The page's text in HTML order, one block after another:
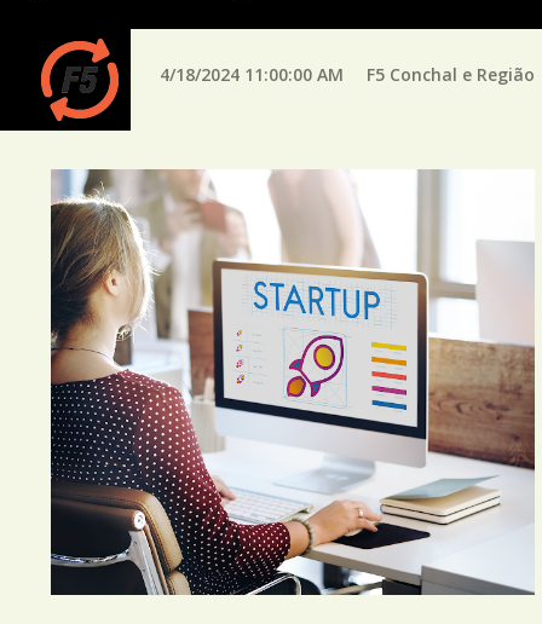
4/18/2024 11:00:00 AM F5 Conchal e Região